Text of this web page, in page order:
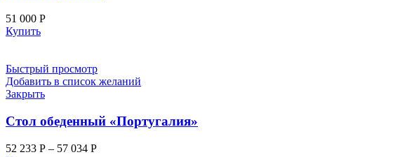
51 000 Р
Купить
Быстрый просмотр
Добавить в список желаний
Закрыть
Стол обеденный «Португалия»
52 233 Р – 57 034 Р